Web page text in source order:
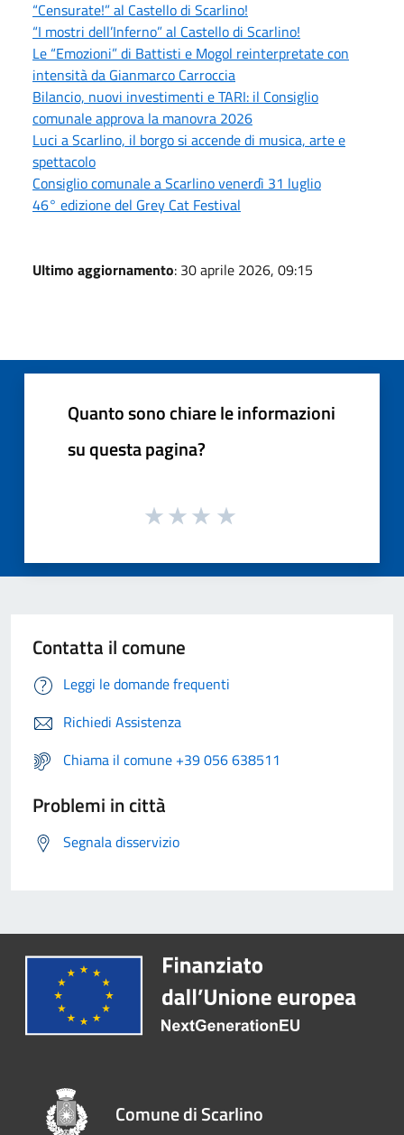
“Censurate!” al Castello di Scarlino!
“I mostri dell’Inferno” al Castello di Scarlino!
Le “Emozioni” di Battisti e Mogol reinterpretate con
intensità da Gianmarco Carroccia
Bilancio, nuovi investimenti e TARI: il Consiglio
comunale approva la manovra 2026
Luci a Scarlino, il borgo si accende di musica, arte e
spettacolo
Consiglio comunale a Scarlino venerdì 31 luglio
46° edizione del Grey Cat Festival
Ultimo aggiornamento: 30 aprile 2026, 09:15
Quanto sono chiare le informazioni
su questa pagina?
Contatta il comune
Leggi le domande frequenti
Richiedi Assistenza
Chiama il comune +39 056 638511
Problemi in città
Segnala disservizio
Comune di Scarlino